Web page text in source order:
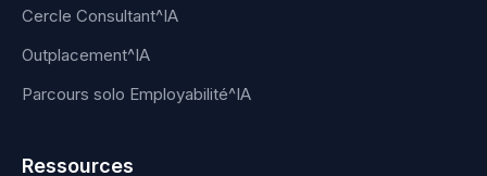
Cercle Consultant^IA
Outplacement^IA
Parcours solo Employabilité^IA
Ressources